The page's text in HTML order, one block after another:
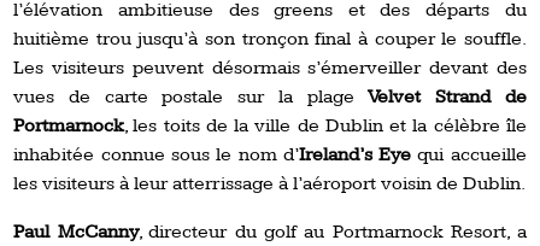
l’élévation ambitieuse des greens et des départs du
huitième trou jusqu’à son tronçon final à couper le souffle.
Les visiteurs peuvent désormais s’émerveiller devant des
vues de carte postale sur la plageVelvet Strand de
Portmarnock, les toits de la ville de Dublin et la célèbre île
inhabitée connue sous le nom d’Ireland’s Eye qui accueille
les visiteurs à leur atterrissage à l’aéroport voisin de Dublin.
Paul McCanny, directeur du golf au Portmarnock Resort, a